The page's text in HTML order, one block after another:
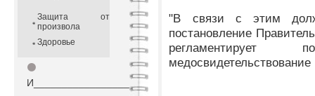
Защита от
произвола
Здоровье
⚫
И_________________
"В связи с этим
постановление
регламентирует